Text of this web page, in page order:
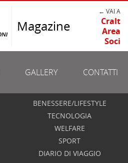
Magazine
← VAI A
Cralt
Area
Soci
GALLERY CONTATTI
BENESSERE/LIFESTYLE
TECNOLOGIA
WELFARE
SPORT
DIARIO DI VIAGGIO